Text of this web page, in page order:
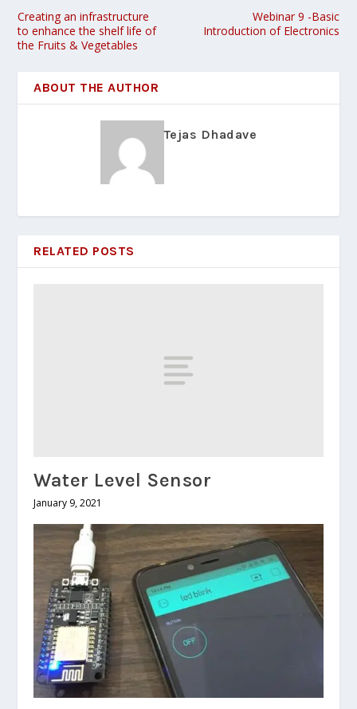
Creating an infrastructure
to enhance the shelf life of
the Fruits & Vegetables
Webinar 9 -Basic
Introduction of Electronics
ABOUT THE AUTHOR
Tejas Dhadave
RELATED POSTS
Water Level Sensor
January 9, 2021